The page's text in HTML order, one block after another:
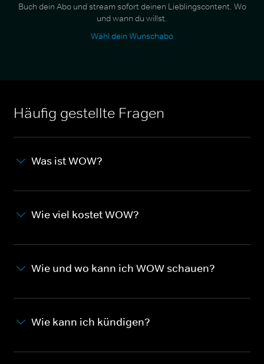
Buch dein Abo und stream sofort deinen Lieblingscontent. Wo
und wann du willst.
Wähl dein Wunschabo
Häufig gestellte Fragen
Was ist WOW?
Wie viel kostet WOW?
Wie und wo kann ich WOW schauen?
Wie kann ich kündigen?